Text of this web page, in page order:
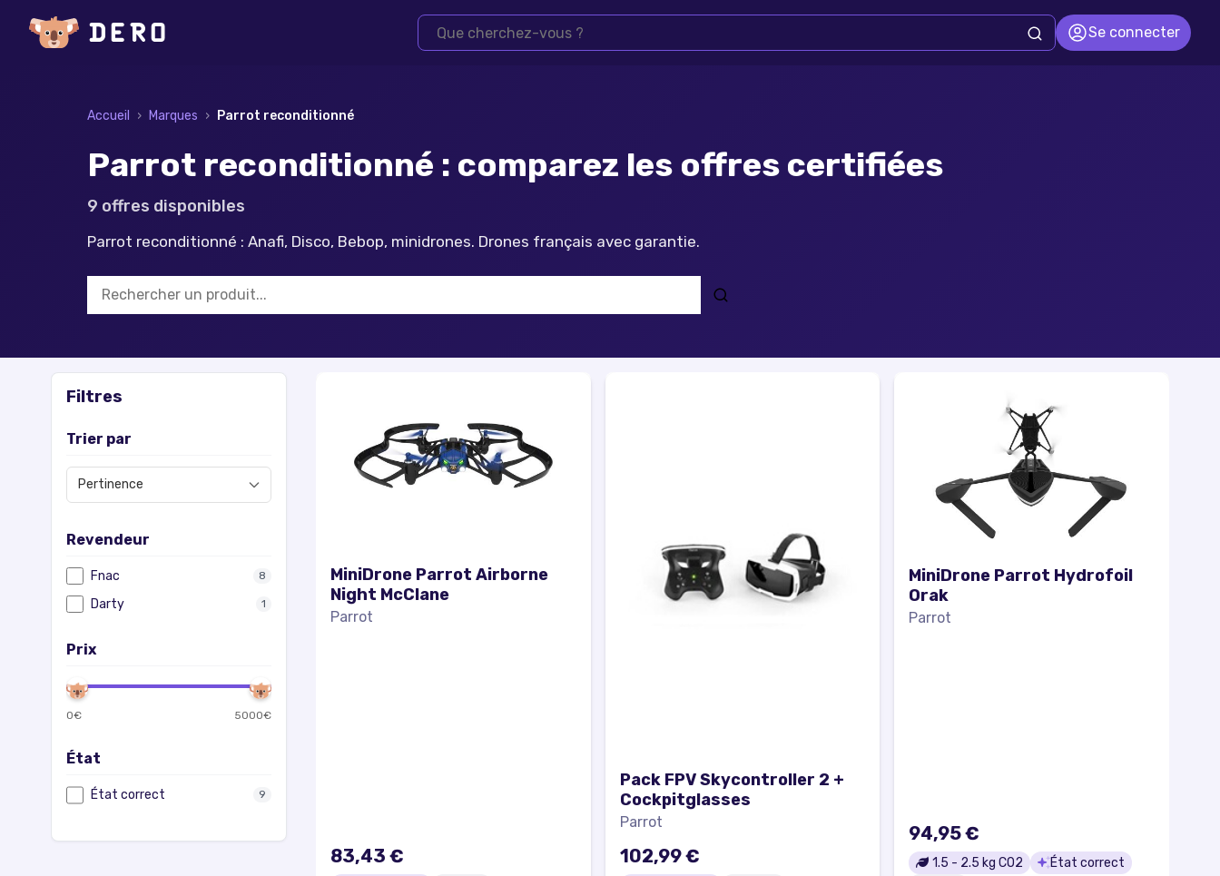
Se connecter
Accueil › Marques › Parrot reconditionné
Parrot reconditionné : comparez les offres certifiées
9 offres disponibles
Parrot reconditionné : Anafi, Disco, Bebop, minidrones. Drones français avec garantie.
Filtres
Trier par
Revendeur
Fnac 8
Darty 1
Prix
0€ 5000€
État
État correct 9
MiniDrone Parrot Airborne
Night McClane
Parrot
83,43 €
Pack FPV Skycontroller 2 +
Cockpitglasses
Parrot
102,99 €
MiniDrone Parrot Hydrofoil
Orak
Parrot
94,95 €
1.5 - 2.5 kg CO2
État correct